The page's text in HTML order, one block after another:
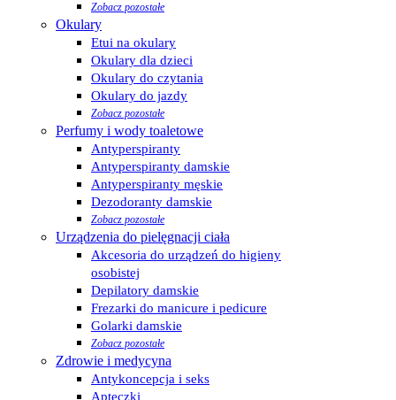
Zobacz pozostałe
Okulary
Etui na okulary
Okulary dla dzieci
Okulary do czytania
Okulary do jazdy
Zobacz pozostałe
Perfumy i wody toaletowe
Antyperspiranty
Antyperspiranty damskie
Antyperspiranty męskie
Dezodoranty damskie
Zobacz pozostałe
Urządzenia do pielęgnacji ciała
Akcesoria do urządzeń do higieny
osobistej
Depilatory damskie
Frezarki do manicure i pedicure
Golarki damskie
Zobacz pozostałe
Zdrowie i medycyna
Antykoncepcja i seks
Apteczki